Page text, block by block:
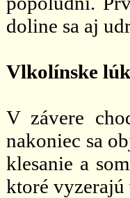
doline sa aj
Vlkolínske
V závere
nakoniec sa
klesanie a
ktoré